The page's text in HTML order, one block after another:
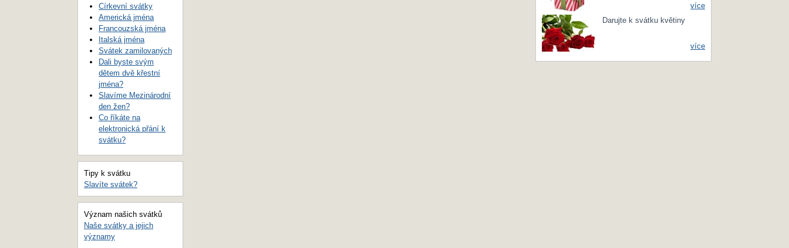
více
Darujte k svátku květiny
více
Církevní svátky
Americká jména
Francouzská jména
Italská jména
Svátek zamilovaných
Dali byste svým
dětem dvě křestní
jména?
Slavíme Mezinárodní
den žen?
Co říkáte na
elektronická přání k
svátku?
Tipy k svátku
Slavíte svátek?
Význam našich svátků
Naše svátky a jejich
významy